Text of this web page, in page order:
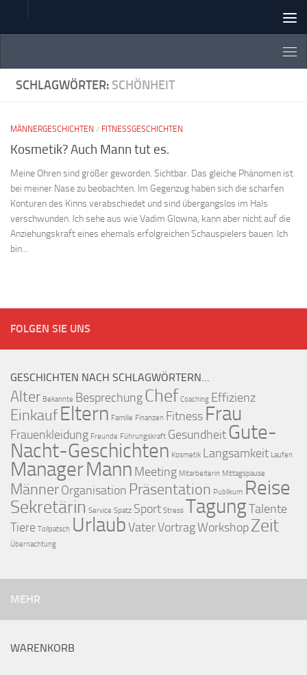
Zum Inhalt springen
SCHLAGWÖRTER: SCHÖNHEIT
MÄNNERGESCHICHTEN / FITNESSGESCHICHTEN
Kosmetik? Auch Mann tut es.
Meine Ohren sind größer geworden. Sichtbar. Das gleiche Phänomen ist
bei meiner Nase zu beobachten. Im Gegenzug haben sich die scharfen
Konturen des Kinns verabschiedet und sind übergangslos im Hals
verschwunden. Ich sehe aus wie Vadim Glowna, kann aber nicht auf die
Anziehungskraft eines ehemals erfolgreichen Schauspielers bauen. Ich
bin...
FOLGEN SIE UNS
GESCHICHTEN NACH SCHLAGWÖRTERN…
Alter Bekannte BesprechungChef Coaching Effizienz
EinkaufEltern Familie Finanzen Fitness Frau
Frauenkleidung Freunde Führungskraft GesundheitGute-
Nacht-Geschichten Kosmetik Langsamkeit Laufen
ManagerMann Meeting Mitarbeiterin Mittagspause
MännerOrganisation Präsentation Publikum Reise
Sekretärin Service Spatz Sport Stress TagungTalente
Tiere Tollpatsch UrlaubVaterVortragWorkshopZeit
Übernachtung
MEHR
WARENKORB